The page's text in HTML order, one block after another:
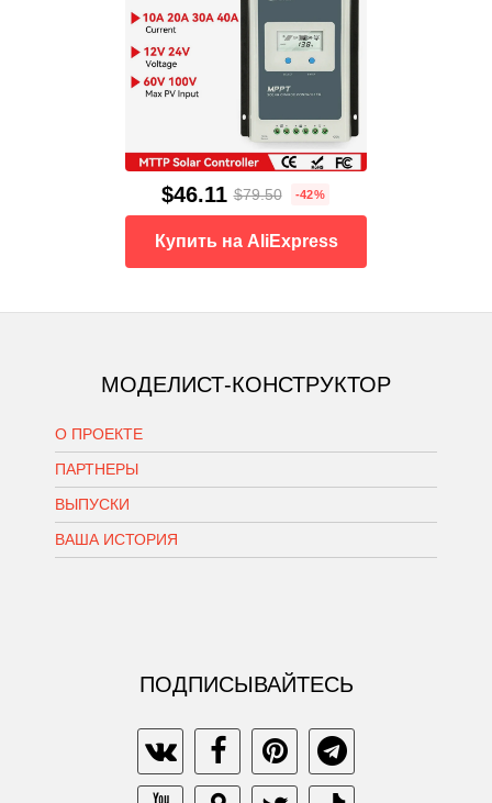
$46.11 $79.50 -42%
Купить на AliExpress
МОДЕЛИСТ-КОНСТРУКТОР
О ПРОЕКТЕ
ПАРТНЕРЫ
ВЫПУСКИ
ВАША ИСТОРИЯ
ПОДПИСЫВАЙТЕСЬ